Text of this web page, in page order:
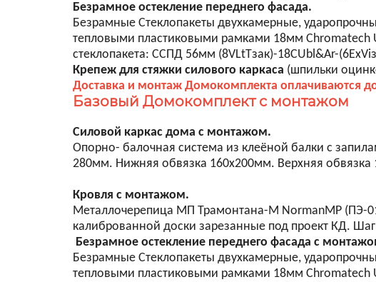
Безрамное остекление переднего фасада.
Безрамные Стеклопакеты двухкамерные,
тепловыми пластиковыми рамками 18мм Chromatech
стеклопакета: CСПД 56мм (8VLtTзак)-18CUbl&Ar-
Крепеж для стяжки силового каркаса (шпильки
Доставка и монтаж Домокомплекта оплачиваются
Базовый Домокомплект с монтажом
Силовой каркас дома с монтажом.
Опорно- балочная система из клеёной балки с
280мм. Нижняя обвязка 160х200мм. Верхняя
Кровля с монтажом.
Металлочерепица МП Трамонтана-M NormanMP (ПЭ-
калиброванной доски зарезанные под проект КД.
Безрамное остекление переднего фасада с
Безрамные Стеклопакеты двухкамерные,
тепловыми пластиковыми рамками 18мм Chromatech